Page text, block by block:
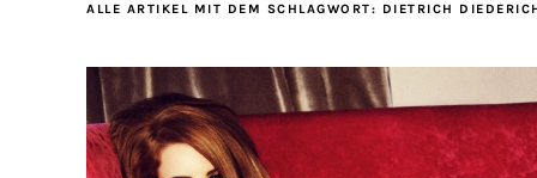
ALLE ARTIKEL MIT DEM SCHLAGWORT: DIETRICH